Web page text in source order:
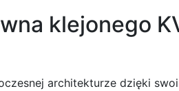
klejonego
architekturze dzięki